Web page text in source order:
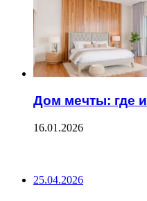
Дом мечты: где
16.01.2026
25.04.2026